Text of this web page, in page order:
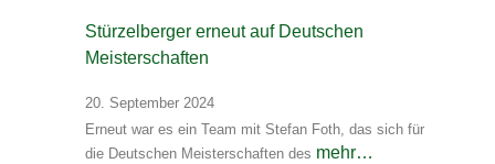
Stürzelberger erneut auf Deutschen
Meisterschaften
20. September 2024
Erneut war es ein Team mit Stefan Foth, das sich für
die Deutschen Meisterschaften des mehr…